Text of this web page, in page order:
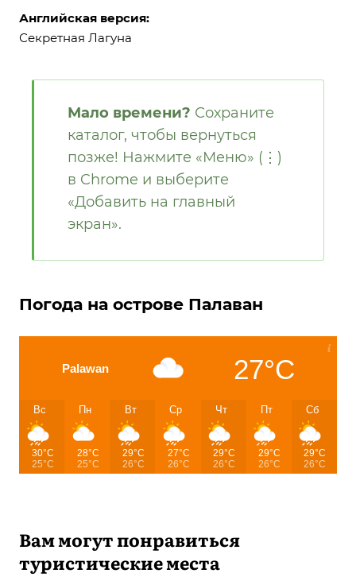
Английская версия:
Секретная Лагуна
Мало времени? Сохраните
каталог, чтобы вернуться
позже! Нажмите «Меню» (⋮)
в Chrome и выберите
«Добавить на главный
экран».
Погода на острове Палаван
Palawan 27°C
Вс
30°C
25°C
Пн
28°C
25°C
Вт
29°C
26°C
Ср
27°C
26°C
Чт
29°C
26°C
Пт
29°C
26°C
Сб
29°C
26°C
Вам могут понравиться
туристические места